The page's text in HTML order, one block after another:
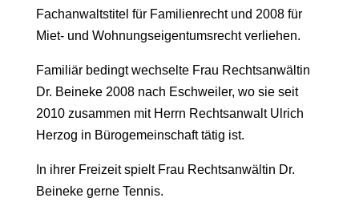
Fachanwaltstitel für Familienrecht und 2008 für
Miet- und Wohnungseigentumsrecht verliehen.
Familiär bedingt wechselte Frau Rechtsanwältin
Dr. Beineke 2008 nach Eschweiler, wo sie seit
2010 zusammen mit Herrn Rechtsanwalt Ulrich
Herzog in Bürogemeinschaft tätig ist.
In ihrer Freizeit spielt Frau Rechtsanwältin Dr.
Beineke gerne Tennis.